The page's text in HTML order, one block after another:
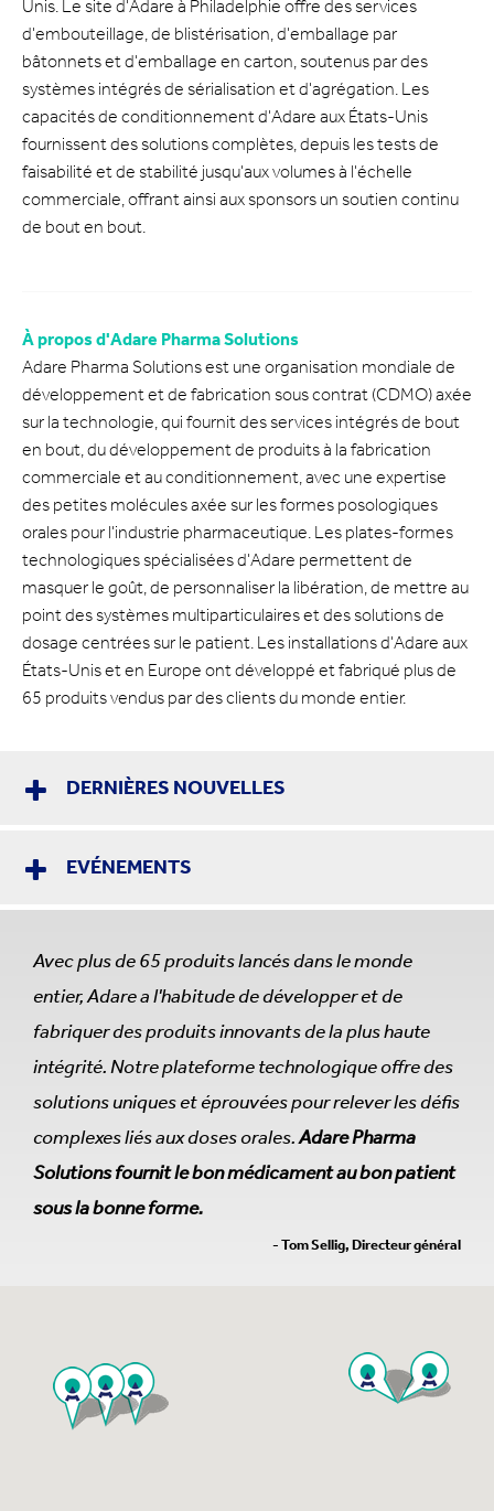
Unis. Le site d'Adare à Philadelphie offre des services
d'embouteillage, de blistérisation, d'emballage par
bâtonnets et d'emballage en carton, soutenus par des
systèmes intégrés de sérialisation et d'agrégation. Les
capacités de conditionnement d'Adare aux États-Unis
fournissent des solutions complètes, depuis les tests de
faisabilité et de stabilité jusqu'aux volumes à l'échelle
commerciale, offrant ainsi aux sponsors un soutien continu
de bout en bout.
À propos d'Adare Pharma Solutions
Adare Pharma Solutions est une organisation mondiale de
développement et de fabrication sous contrat (CDMO) axée
sur la technologie, qui fournit des services intégrés de bout
en bout, du développement de produits à la fabrication
commerciale et au conditionnement, avec une expertise
des petites molécules axée sur les formes posologiques
orales pour l'industrie pharmaceutique. Les plates-formes
technologiques spécialisées d'Adare permettent de
masquer le goût, de personnaliser la libération, de mettre au
point des systèmes multiparticulaires et des solutions de
dosage centrées sur le patient. Les installations d'Adare aux
États-Unis et en Europe ont développé et fabriqué plus de
65 produits vendus par des clients du monde entier.
DERNIÈRES NOUVELLES
EVÉNEMENTS
Avec plus de 65 produits lancés dans le monde
entier, Adare a l'habitude de développer et de
fabriquer des produits innovants de la plus haute
intégrité. Notre plateforme technologique offre des
solutions uniques et éprouvées pour relever les défis
complexes liés aux doses orales.Adare Pharma
Solutions fournit le bon médicament au bon patient
sous la bonne forme.
- Tom Sellig, Directeur général